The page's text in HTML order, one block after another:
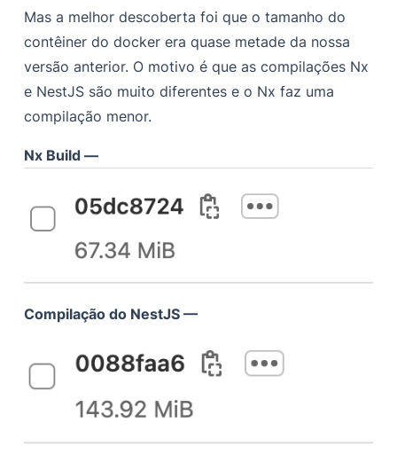
Mas a melhor descoberta foi que o tamanho do
contêiner do docker era quase metade da nossa
versão anterior. O motivo é que as compilações Nx
e NestJS são muito diferentes e o Nx faz uma
compilação menor.
Nx Build —
Compilação do NestJS —